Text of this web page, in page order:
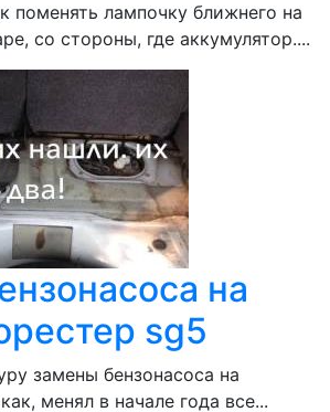
поменять лампочку ближнего на
со стороны, где аккумулятор....
на
sg5
замены бензонасоса на
менял в начале года все...